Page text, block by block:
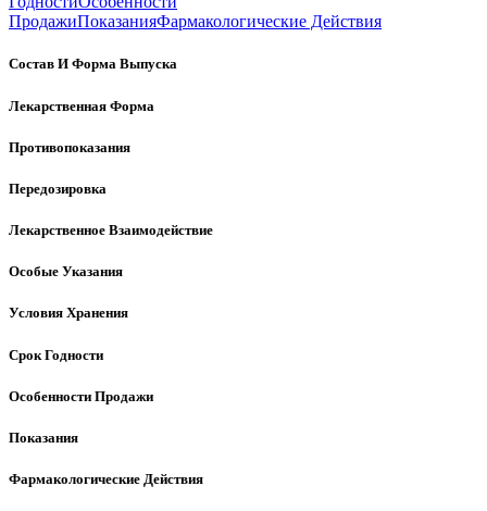
ПродажиПоказанияФармакологические Действия
Состав И Форма Выпуска
Лекарственная Форма
Противопоказания
Передозировка
Лекарственное Взаимодействие
Особые Указания
Условия Хранения
Срок Годности
Особенности Продажи
Показания
Фармакологические Действия